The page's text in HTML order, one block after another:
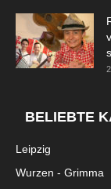
BELIEBTE
Leipzig
Wurzen - Grimma